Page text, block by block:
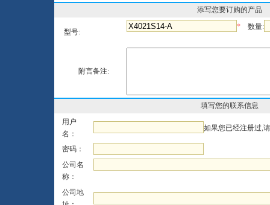
添写您要订购的产品
型号:
* 数量:
附言备注:
填写您的联系信息
用户
名：
如果您已经注册过,
密码：
公司名
称：
公司地